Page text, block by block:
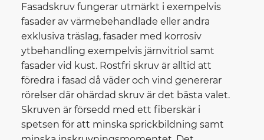
Fasadskruv fungerar utmärkt i exempelvis
fasader av värmebehandlade eller andra
exklusiva träslag, fasader med korrosiv
ytbehandling exempelvis järnvitriol samt
fasader vid kust. Rostfri skruv är alltid att
föredra i fasad då väder och vind genererar
rörelser där ohärdad skruv är det bästa valet.
Skruven är försedd med ett fiberskär i
spetsen för att minska sprickbildning samt